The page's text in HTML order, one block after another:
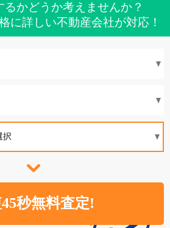
かどうか考えませんか？
に詳しい不動産会社が対応！